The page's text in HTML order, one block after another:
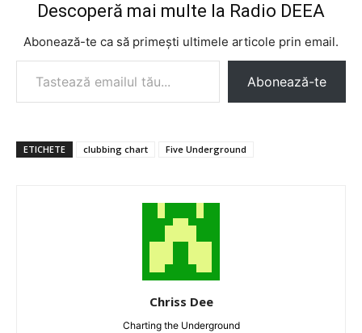
Descoperă mai multe la Radio DEEA
Abonează-te ca să primești ultimele articole prin email.
Tastează emailul tău...
Abonează-te
ETICHETE clubbing chart Five Underground
Chriss Dee
Charting the Underground